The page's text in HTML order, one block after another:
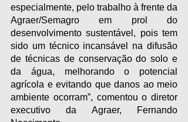
especialmente, pelo trabalho à frente da
Agraer/Semagro em prol do
desenvolvimento sustentável, pois tem
sido um técnico incansável na difusão
de técnicas de conservação do solo e
da água, melhorando o potencial
agrícola e evitando que danos ao meio
ambiente ocorram”, comentou o diretor
executivo da Agraer, Fernando